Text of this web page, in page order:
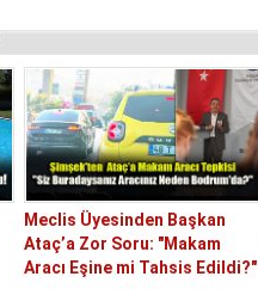
Meclis Üyesinden Başkan
Ataç’a Zor Soru: "Makam
Aracı Eşine mi Tahsis Edildi?"